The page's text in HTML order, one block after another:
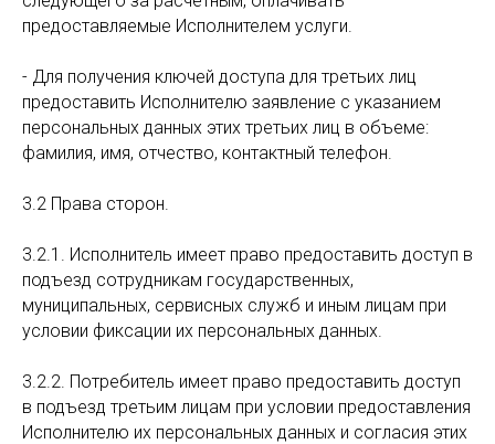
предоставляемые Исполнителем услуги.
- Для получения ключей доступа для третьих лиц
предоставить Исполнителю заявление с указанием
персональных данных этих третьих лиц в объеме:
фамилия, имя, отчество, контактный телефон.
3.2 Права сторон.
3.2.1. Исполнитель имеет право предоставить доступ в
подъезд сотрудникам государственных,
муниципальных, сервисных служб и иным лицам при
условии фиксации их персональных данных.
3.2.2. Потребитель имеет право предоставить доступ
в подъезд третьим лицам при условии предоставления
Исполнителю их персональных данных и согласия этих